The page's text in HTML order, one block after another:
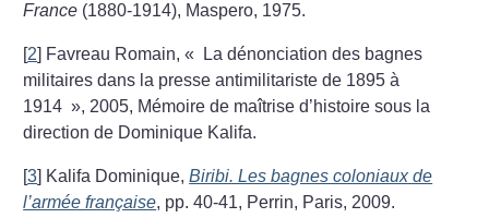
France (1880-1914), Maspero, 1975.
[2] Favreau Romain, «
La dénonciation des bagnes
militaires dans la presse antimilitariste de 1895 à
1914 », 2005, Mémoire de maîtrise d’histoire sous la
direction de Dominique Kalifa.
[3] Kalifa Dominique,Biribi. Les bagnes coloniaux de
l’armée française, pp. 40-41, Perrin, Paris, 2009.